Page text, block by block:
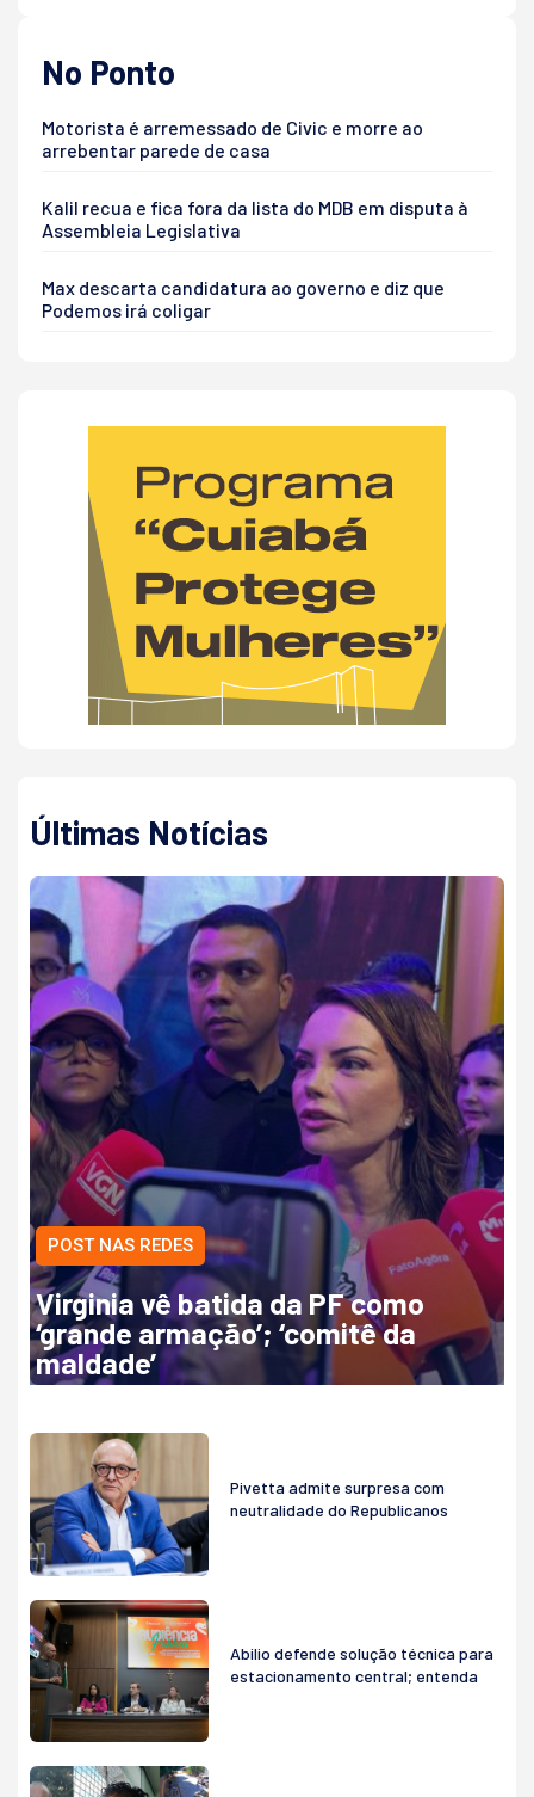
No Ponto
Motorista é arremessado de Civic e morre ao
arrebentar parede de casa
Kalil recua e fica fora da lista do MDB em disputa à
Assembleia Legislativa
Max descarta candidatura ao governo e diz que
Podemos irá coligar
Últimas Notícias
POST NAS REDES
Virginia vê batida da PF como
‘grande armação’; ‘comitê da
maldade’
Pivetta admite surpresa com
neutralidade do Republicanos
Abilio defende solução técnica para
estacionamento central; entenda